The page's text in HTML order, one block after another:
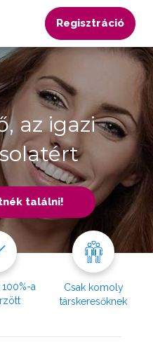
Regisztráció
az igazi
találni!
a
Csak komoly
társkeresőknek